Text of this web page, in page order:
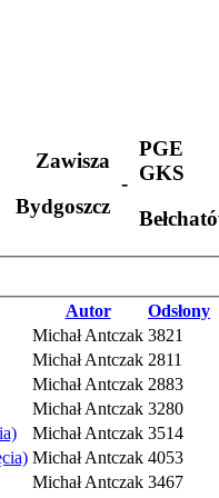
Zawisza
Bydgoszcz
-
PGE
GKS
Autor
Odsłony
Michał Antczak 3821
Michał Antczak 2811
Michał Antczak 2883
Michał Antczak 3280
Michał Antczak 3514
Michał Antczak 4053
Michał Antczak 3467